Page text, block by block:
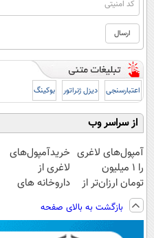
اعتبارسنجی دیزل ژنراتور بوکینگ
از سراسر وب
آمپول‌های لاغری
را ۱ میلیون
تومان ارزان‌تر از
همه‌جا بخر!
خریدآمپول‌های
لاغری از
داروخانه های
فوری همراه با
پک یخ!
بازگشت به بالای صفحه